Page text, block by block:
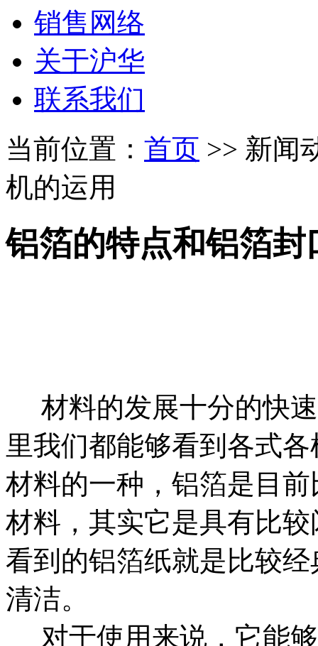
销售网络
关于沪华
联系我们
当前位置： 首页 >> 新闻
机的运用
铝箔的特点和铝箔封
材料的发展十分的快
里我们都能够看到各式
材料的一种，铝箔是目
材料，其实它是具有比
看到的铝箔纸就是比较
清洁。
对于使用来说，它能